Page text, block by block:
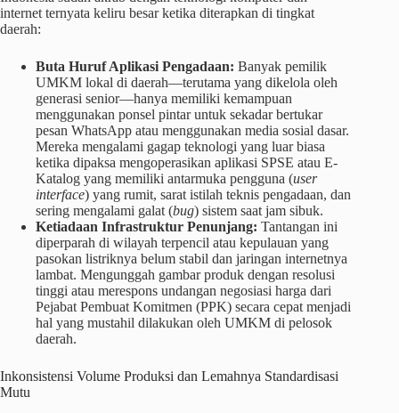
internet ternyata keliru besar ketika diterapkan di tingkat
daerah:
Buta Huruf Aplikasi Pengadaan: Banyak pemilik
UMKM lokal di daerah—terutama yang dikelola oleh
generasi senior—hanya memiliki kemampuan
menggunakan ponsel pintar untuk sekadar bertukar
pesan WhatsApp atau menggunakan media sosial dasar.
Mereka mengalami gagap teknologi yang luar biasa
ketika dipaksa mengoperasikan aplikasi SPSE atau E-
Katalog yang memiliki antarmuka pengguna (user
interface) yang rumit, sarat istilah teknis pengadaan, dan
sering mengalami galat (bug) sistem saat jam sibuk.
Ketiadaan Infrastruktur Penunjang: Tantangan ini
diperparah di wilayah terpencil atau kepulauan yang
pasokan listriknya belum stabil dan jaringan internetnya
lambat. Mengunggah gambar produk dengan resolusi
tinggi atau merespons undangan negosiasi harga dari
Pejabat Pembuat Komitmen (PPK) secara cepat menjadi
hal yang mustahil dilakukan oleh UMKM di pelosok
daerah.
Inkonsistensi Volume Produksi dan Lemahnya Standardisasi
Mutu